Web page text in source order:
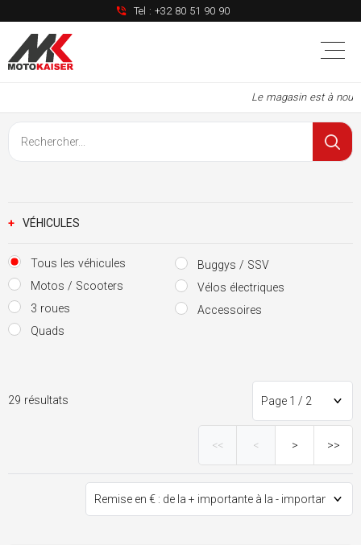
Tel : +32 80 51 90 90
Le magasin est à nouveau
+ VÉHICULES
Tous les véhicules
Motos / Scooters
3 roues
Quads
Buggys / SSV
Vélos électriques
Accessoires
29 résultats
<< < > >>